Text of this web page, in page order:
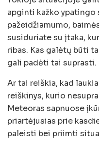
apginti kažko ypatingo
pažeidžiamumo,
susiduriate su įtaka,
ribas. Kas galėtų būti
gali padėti tai suprasti.
Ar tai reiškia, kad
reiškinys, kurio
Meteoras sapnuose
priartėjusias prie
paleisti bei priimti